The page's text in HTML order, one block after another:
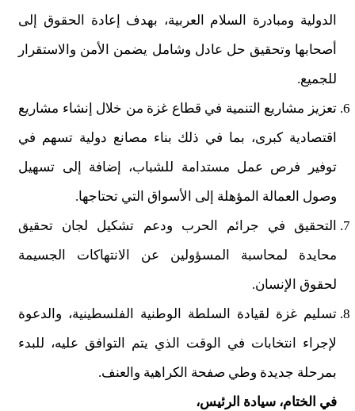
الدولية ومبادرة السلام العربية، بهدف إعادة الحقوق إلى
أصحابها وتحقيق حل عادل وشامل يضمن الأمن والاستقرار
للجميع.
تعزيز مشاريع التنمية في قطاع غزة من خلال إنشاء مشاريع
اقتصادية كبرى، بما في ذلك بناء مصانع دولية تسهم في
توفير فرص عمل مستدامة للشباب، إضافة إلى تسهيل
وصول العمالة المؤهلة إلى الأسواق التي تحتاجها.
التحقيق في جرائم الحرب ودعم تشكيل لجان تحقيق
محايدة لمحاسبة المسؤولين عن الانتهاكات الجسيمة
لحقوق الإنسان.
تسليم غزة لقيادة السلطة الوطنية الفلسطينية، والدعوة
لإجراء انتخابات في الوقت الذي يتم التوافق عليه، للبدء
بمرحلة جديدة وطي صفحة الكراهية والعنف.
في الختام، سيادة الرئيس،